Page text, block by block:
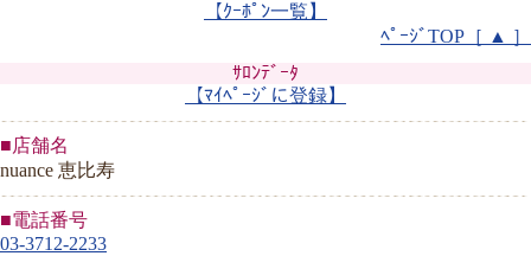
【ｸｰﾎﾟﾝ一覧】
ﾍﾟｰｼﾞTOP［ ▲ ］
ｻﾛﾝﾃﾞｰﾀ
【ﾏｲﾍﾟｰｼﾞに登録】
■店舗名
nuance 恵比寿
■電話番号
03-3712-2233